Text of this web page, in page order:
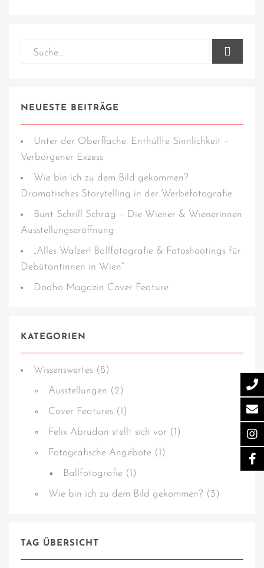
NEUESTE BEITRÄGE
Unter der Oberfläche. Enthüllte Sinnlichkeit –
Verborgener Exzess
Wie bin ich zu dem Bild gekommen?
Dramatisches Storytelling in der Werbefotografie
Bunt Schrill Schräg – Die Wiener & Wienerinnen
Ausstellungseröffnung
„Alles Walzer! Ballfotografie & Fotoshootings für
Debütantinnen in Wien“
Dodho Magazin Cover Feature
KATEGORIEN
Wissens­­wertes (8)
Ausstellungen (2)
Cover Features (1)
Felix Abrudan stellt sich vor (1)
Fotografische Angebote (1)
Ballfotografie (1)
Wie bin ich zu dem Bild gekommen? (3)
TAG ÜBERSICHT